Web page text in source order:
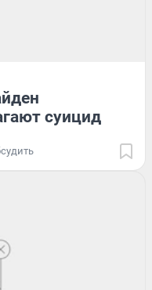
суицид